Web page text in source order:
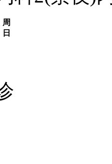
周
日